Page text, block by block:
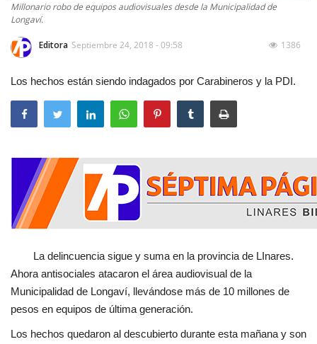
Millonario robo de equipos audiovisuales desde la Municipalidad de
Longaví.
Editora Septiembre 24, 2018 - 09:58 1386
Los hechos están siendo indagados por Carabineros y la PDI.
La delincuencia sigue y suma en la provincia de LInares.
Ahora antisociales atacaron el área audiovisual de la
Municipalidad de Longaví, llevándose más de 10 millones de
pesos en equipos de última generación.
Los hechos quedaron al descubierto durante esta mañana y son